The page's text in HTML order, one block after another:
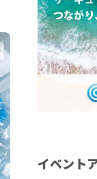
イベント